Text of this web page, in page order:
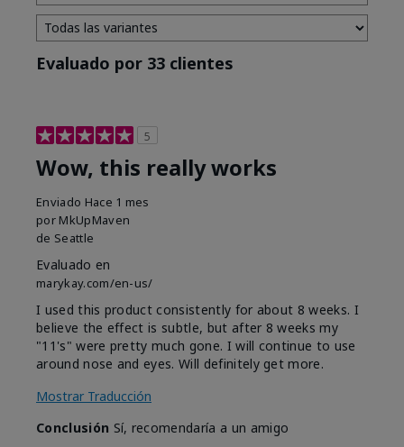
Evaluado por 33 clientes
5
Wow, this really works
Enviado Hace 1 mes
por MkUpMaven
de Seattle
Evaluado en
marykay.com/en-us/
I used this product consistently for about 8 weeks. I
believe the effect is subtle, but after 8 weeks my
"11's" were pretty much gone. I will continue to use
around nose and eyes. Will definitely get more.
Mostrar Traducción
Conclusión Sí, recomendaría a un amigo